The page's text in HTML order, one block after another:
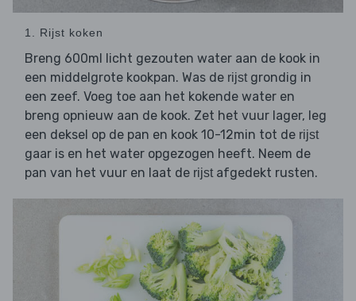
1. Rijst koken
Breng 600ml licht gezouten water aan de kook in
een middelgrote kookpan. Was de rijst grondig in
een zeef. Voeg toe aan het kokende water en
breng opnieuw aan de kook. Zet het vuur lager, leg
een deksel op de pan en kook 10-12min tot de rijst
gaar is en het water opgezogen heeft. Neem de
pan van het vuur en laat de rijst afgedekt rusten.